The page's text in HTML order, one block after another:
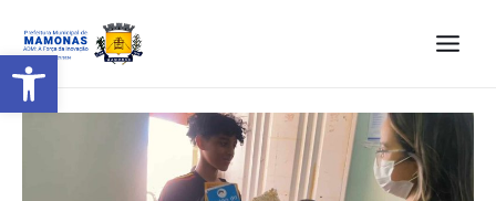
Barra de Ferramentas Aberta